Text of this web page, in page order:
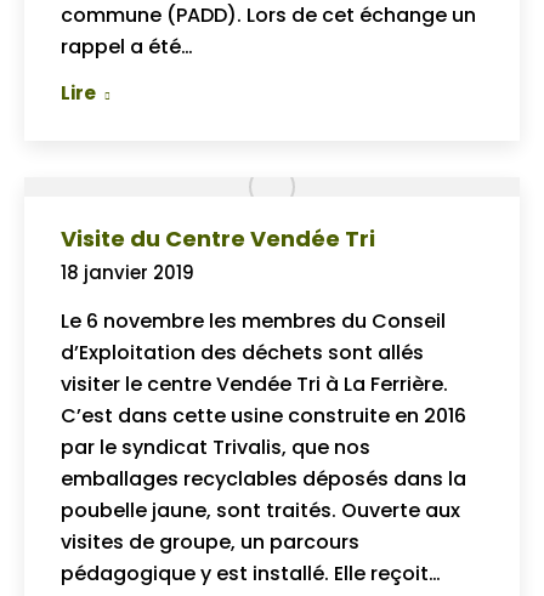
commune (PADD). Lors de cet échange un
rappel a été…
Lire
Visite du Centre Vendée Tri
18 janvier 2019
Le 6 novembre les membres du Conseil
d’Exploitation des déchets sont allés
visiter le centre Vendée Tri à La Ferrière.
C’est dans cette usine construite en 2016
par le syndicat Trivalis, que nos
emballages recyclables déposés dans la
poubelle jaune, sont traités. Ouverte aux
visites de groupe, un parcours
pédagogique y est installé. Elle reçoit…